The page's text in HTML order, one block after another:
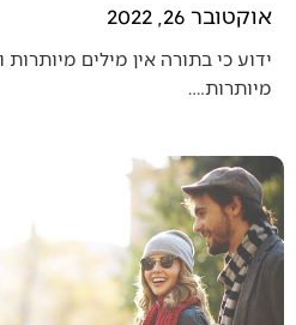
אוקטובר 26, 2022
ידוע כי בתורה אין מילים
מיותרות.…